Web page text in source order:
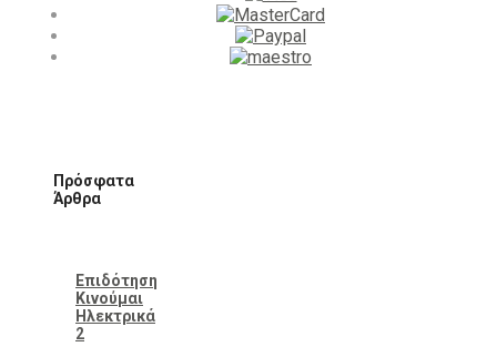
Πρόσφατα
Άρθρα
Επιδότηση
Κινούμαι
Ηλεκτρικά
2